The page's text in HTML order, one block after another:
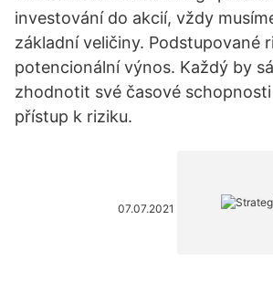
investování do akcií, vždy
základní veličiny. Podstupované
potencionální výnos. Každý by
zhodnotit své časové
přístup k riziku.
07.07.2021